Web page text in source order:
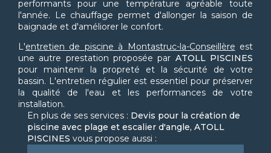
performants pour une température agréable toute
l'année. Le chauffage permet d'allonger la saison de
baignade et d'améliorer le confort.
L'entretien de piscine à Montastruc-la-Conseillère est
une autre prestation proposée par ATOLL PISCINES
pour maintenir la propreté et la sécurité de votre
bassin. L'entretien régulier est essentiel pour préserver
la qualité de l'eau et les performances de votre
installation.
En plus de ses services : Devis pour la création de
piscine avec plage et escalier d'angle, ATOLL
PISCINES vous propose aussi :